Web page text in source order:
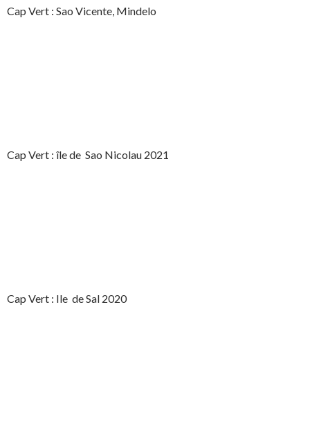
Cap Vert : Sao Vicente, Mindelo
Cap Vert : île de Sao Nicolau 2021
Cap Vert : Ile de Sal 2020